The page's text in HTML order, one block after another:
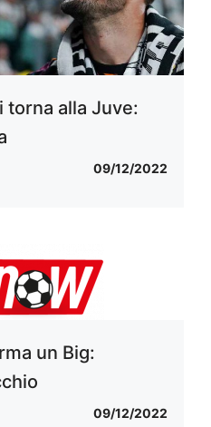
torna alla Juve:
09/12/2022
un Big:
09/12/2022